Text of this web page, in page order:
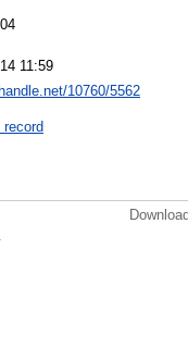
11:59
10760/5562